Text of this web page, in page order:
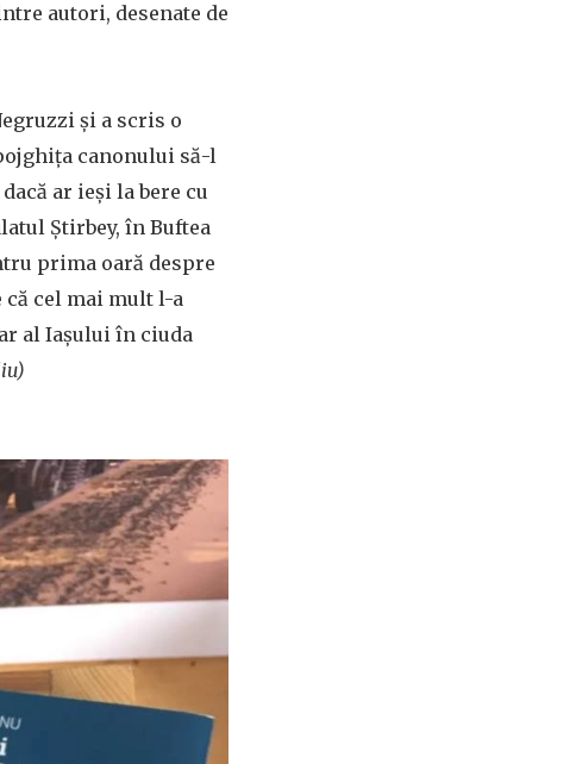
autori, desenate de
și a scris o
canonului să-l
ar ieși la bere cu
Știrbey, în Buftea
prima oară despre
că cel mai mult l-a
al Iașului în ciuda